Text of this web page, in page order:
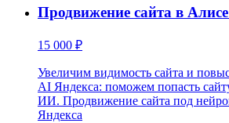
Продвижение сайта в
15 000 ₽
Увеличим видимость сайта и
AI Яндекса: поможем попасть
ИИ. Продвижение сайта под
Яндекса